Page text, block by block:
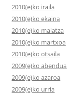
2010(e)ko iraila
2010(e)ko ekaina
2010(e)ko maiatza
2010(e)ko martxoa
2010(e)ko otsaila
2009(e)ko abendua
2009(e)ko azaroa
2009(e)ko urria